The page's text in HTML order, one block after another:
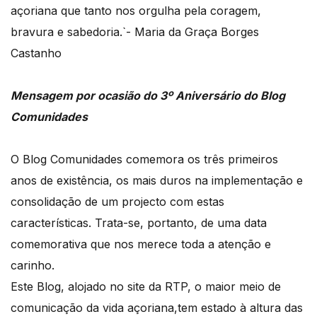
Mensagem por ocasião do 3º Aniversário do Blog
Comunidades
O Blog Comunidades comemora os três primeiros
anos de existência, os mais duros na implementação e
consolidação de um projecto com estas
características. Trata-se, portanto, de uma data
comemorativa que nos merece toda a atenção e
carinho.
Este Blog, alojado no site da RTP, o maior meio de
comunicação da vida açoriana,tem estado à altura das